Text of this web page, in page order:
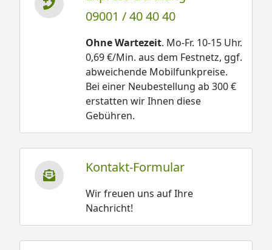
09001 / 40 40 40
Ohne Wartezeit. Mo-Fr. 10-15 Uhr.
0,69 €/Min. aus dem Festnetz, ggf.
abweichende Mobilfunkpreise.
Bei einer Neubestellung ab 300 €
erstatten wir Ihnen diese
Gebühren.
Kontakt-Formular
Wir freuen uns auf Ihre
Nachricht!